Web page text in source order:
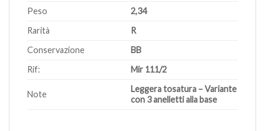
Peso
2,34
Rarità
R
Conservazione
BB
Rif:
Mir 111/2
Note
Leggera tosatura – Variante
con 3 anelletti alla base